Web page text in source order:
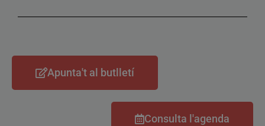
Apunta't al butlletí
Consulta l'agenda